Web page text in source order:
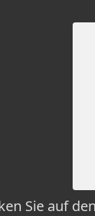
Sie auf